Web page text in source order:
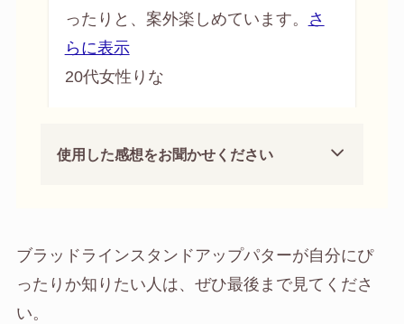
ったりと、案外楽しめています。
さ
らに表示
20代女性りな
使用した感想をお聞かせください
ブラッドラインスタンドアップパターが自分にぴ
ったりか知りたい人は、ぜひ最後まで見てくださ
い。